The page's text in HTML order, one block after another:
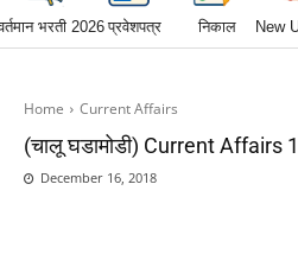
भरती 2026प्रवेशपत्र निकाल New
Home Current Affairs
(चालू घडामोडी) Current Affairs
December 16, 2018